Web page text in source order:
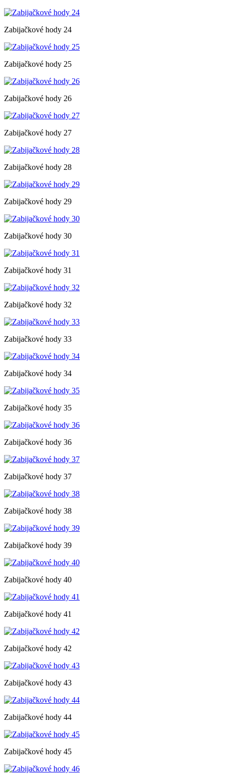
Zabijačkové hody 24
Zabijačkové hody 25
Zabijačkové hody 26
Zabijačkové hody 27
Zabijačkové hody 28
Zabijačkové hody 29
Zabijačkové hody 30
Zabijačkové hody 31
Zabijačkové hody 32
Zabijačkové hody 33
Zabijačkové hody 34
Zabijačkové hody 35
Zabijačkové hody 36
Zabijačkové hody 37
Zabijačkové hody 38
Zabijačkové hody 39
Zabijačkové hody 40
Zabijačkové hody 41
Zabijačkové hody 42
Zabijačkové hody 43
Zabijačkové hody 44
Zabijačkové hody 45